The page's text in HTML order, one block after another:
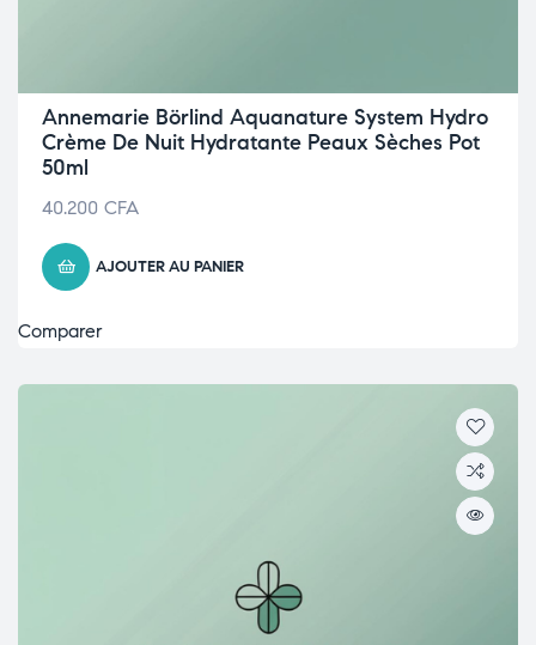
Annemarie Börlind Aquanature System Hydro
Crème De Nuit Hydratante Peaux Sèches Pot
50ml
40.200 CFA
AJOUTER AU PANIER
Comparer